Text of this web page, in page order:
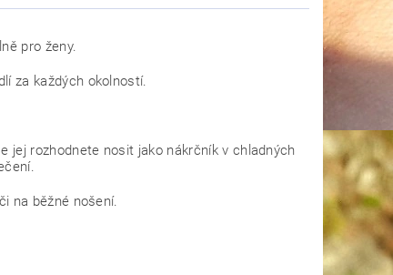
pro ženy.
za každých okolností.
jej rozhodnete nosit jako nákrčník v chladných
na běžné nošení.